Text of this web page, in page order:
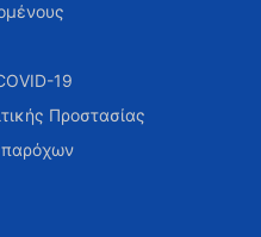
19
Προστασίας